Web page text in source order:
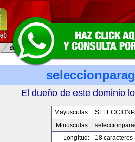
El dueño de este dominio
Mayusculas:
Minusculas:
Longitud:
18 caracteres